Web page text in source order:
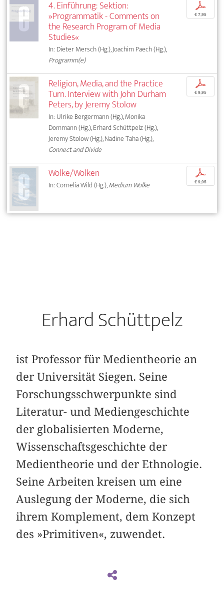
4. Einführung: Sektion:
»Programmatik - Comments on
the Research Program of Media
Studies«
In: Dieter Mersch (Hg.), Joachim Paech (Hg.),
Programm(e)
p
€ 7,95
Religion, Media, and the Practice
Turn. Interview with John Durham
Peters, by Jeremy Stolow
In: Ulrike Bergermann (Hg.), Monika
Dommann (Hg.), Erhard Schüttpelz (Hg.),
Jeremy Stolow (Hg.), Nadine Taha (Hg.),
Connect and Divide
p
€ 9,95
Wolke/Wolken
In: Cornelia Wild (Hg.),Medium Wolke
p
€ 9,95
Erhard Schüttpelz
ist Professor für Medientheorie an
der Universität Siegen. Seine
Forschungsschwerpunkte sind
Literatur- und Mediengeschichte
der globalisierten Moderne,
Wissenschaftsgeschichte der
Medientheorie und der Ethnologie.
Seine Arbeiten kreisen um eine
Auslegung der Moderne, die sich
ihrem Komplement, dem Konzept
des »Primitiven«, zuwendet.